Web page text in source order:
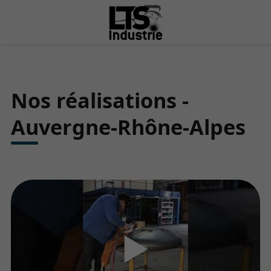
Nos réalisations -
Auvergne-Rhône-Alpes
▶